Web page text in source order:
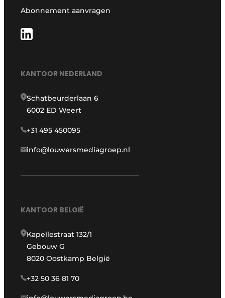
Abonnement aanvragen
KANTOOR NEDERLAND
Schatbeurderlaan 6
6002 ED Weert
+31 495 450095
info@louwersmediagroep.nl
KANTOOR BELGIË
Kapellestraat 132/1
Gebouw G
8020 Oostkamp België
+32 50 36 81 70